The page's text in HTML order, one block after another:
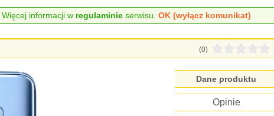
informacji w regulaminieserwisu. OK (wyłącz komunikat)
(0)
Dane produktu
Opinie